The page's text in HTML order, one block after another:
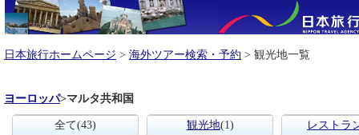
日本旅行ホームページ > 海外ツアー検索・予約 > 観光地一覧
ヨーロッパ>マルタ共和国
全て(43) 観光地(1) レストラ